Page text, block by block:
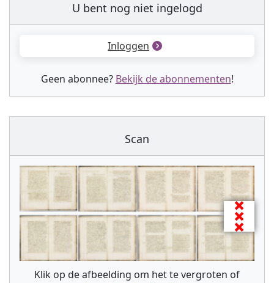
U bent nog niet ingelogd
Inloggen
Geen abonnee? Bekijk de abonnementen!
Scan
Klik op de afbeelding om het te vergroten of